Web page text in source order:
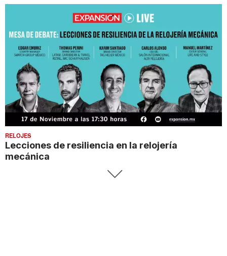
RELOJES
Lecciones de resiliencia en la relojería
mecánica